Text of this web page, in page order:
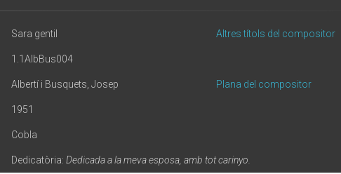
Sara gentil Altres títols del compositor
1.1AlbBus004
Albertí i Busquets, Josep Plana del compositor
1951
Cobla
Dedicatòria: Dedicada a la meva esposa, amb tot carinyo.